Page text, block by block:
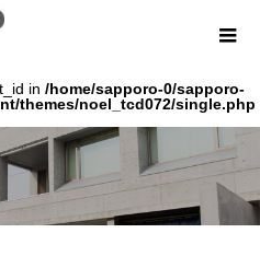
in /home/sapporo-0/sapporo-
themes/noel_tcd072/single.php